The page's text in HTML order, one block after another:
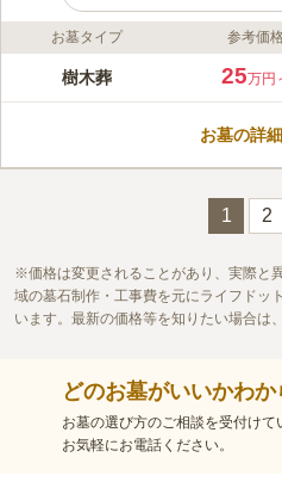
ライフドット編集部のコメント
周囲に幼稚園があって、明
他の方の遺骨と混ざること
この霊園はまだ誰からも評価されていま
お墓タイプ 参考価格
樹木葬 25万円
お墓の詳
1 2
価格は変更されることがあり、実際と
域の墓石制作・工事費を元にライフドッ
います。最新の価格等を知りたい場合は
どのお墓がいいかわ
お墓の選び方のご相談を受付けて
お気軽にお電話ください。